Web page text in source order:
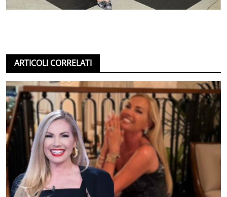
ARTICOLI CORRELATI